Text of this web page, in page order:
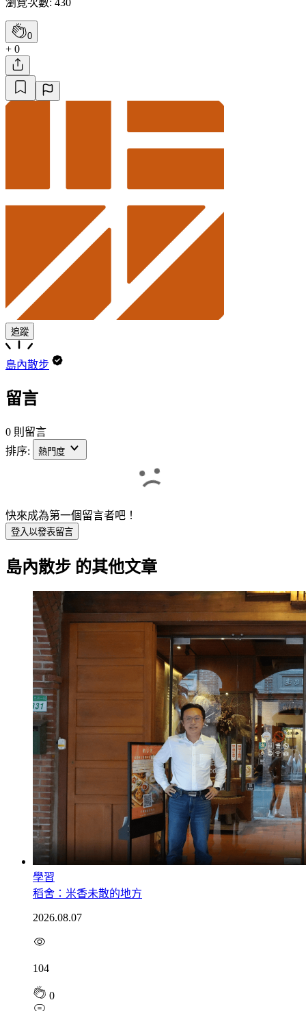
0
+ 0
追蹤
島內散步
留言
0 則留言
排序:
熱門度
快來成為第一個留言者吧！
登入以發表留言
島內散步 的其他文章
學習
稻舍：米香未散的地方
2026.08.07
104
0